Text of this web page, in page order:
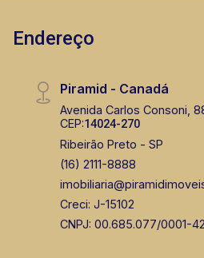
Endereço
Piramid - Canadá
Avenida Carlos Consoni,
CEP:14024-270
Ribeirão Preto - SP
(16) 2111-8888
Creci: J-15102
CNPJ: 00.685.077/0001-42